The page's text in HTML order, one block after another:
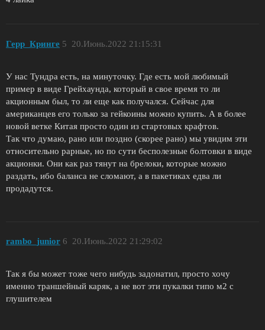
Герр_Кринге 20.Июнь.2022 21:15:31
5
У нас Тундра есть, на минуточку. Где есть мой любимый
пример в виде Грейхаунда, который в свое время то ли
акционным был, то ли еще как получался. Сейчас для
американцев его только за гейкоины можно купить. А в более
новой ветке Китая просто один из стартовых крафтов.
Так что думаю, рано или поздно (скорее рано) мы увидим эти
относительно рарные, но по сути бесполезные болтовки в виде
акционки. Они как раз тянут на брелоки, которые можно
раздать, ибо баланса не сломают, а в пакетиках едва ли
продадутся.
rambo_junior 20.Июнь.2022 21:29:02
6
Так я бы может тоже чего нибудь задонатил, просто хочу
именно траншейный каряк, а не вот эти пукалки типо м2 с
глушителем